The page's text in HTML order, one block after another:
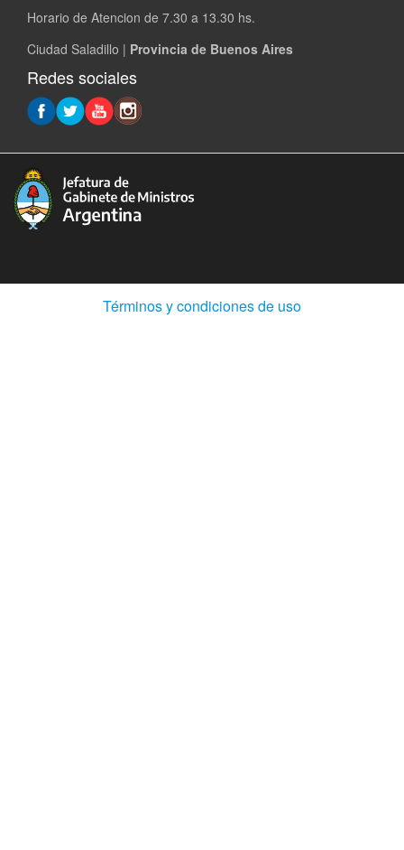
Horario de Atencion de 7.30 a 13.30 hs.
Ciudad Saladillo | Provincia de Buenos Aires
Redes sociales
Términos y condiciones de uso(Abre